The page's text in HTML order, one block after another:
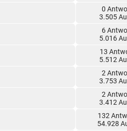
0
3.505
6
5.016
13
5.512
2
3.753
2
3.412
132
54.928